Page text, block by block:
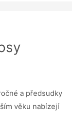
a předsudky
věku nabízejí